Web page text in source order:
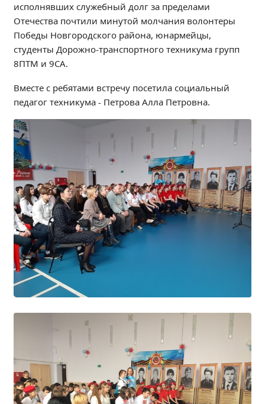
Противодействие коррупции
Всероссийское чемпионатное движение
Региональная инновационная площадка
Основные сведения
организацией
Документы
Образование
Образовательные стандарты и требования
Руководство
Педагогический состав
Материально-техническое обеспечение и
оснащенность образовательного процесса.
Доступная среда
Стипендии и меры поддержки обучающихся
Платные образовательные услуги
Вакантные места для приёма (перевода)
Международное сотрудничество
Организация питания в образовательной
организации
УЧЕБНАЯ РАБОТА
исполнявших служебный долг за пределами
Отечества почтили минутой молчания волонтеры
Победы Новгородского района, юнармейцы,
студенты Дорожно-транспортного техникума групп
8ПТМ и 9СА.
Вместе с ребятами встречу посетила социальный
педагог техникума - Петрова Алла Петровна.